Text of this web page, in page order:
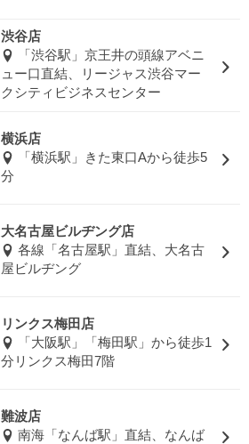
渋谷店
「渋谷駅」京王井の頭線アベニ
ュー口直結、リージャス渋谷マー
クシティビジネスセンター
横浜店
「横浜駅」きた東口Aから徒歩5
分
大名古屋ビルヂング店
各線「名古屋駅」直結、大名古
屋ビルヂング
リンクス梅田店
「大阪駅」「梅田駅」から徒歩1
分リンクス梅田7階
難波店
南海「なんば駅」直結、なんば